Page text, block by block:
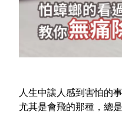
限時特賣
防霉清潔好幫手(任3件，
浴室清潔專區
人生中讓人感到害怕的
尤其是會飛的那種，總